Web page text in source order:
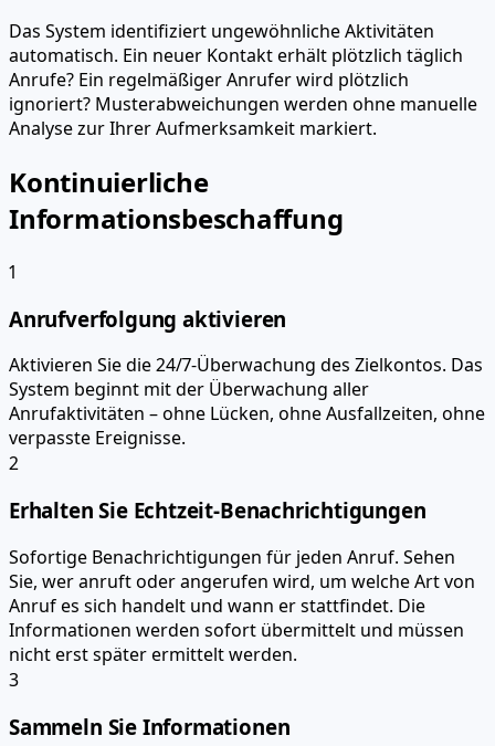
Das System identifiziert ungewöhnliche Aktivitäten
automatisch. Ein neuer Kontakt erhält plötzlich täglich
Anrufe? Ein regelmäßiger Anrufer wird plötzlich
ignoriert? Musterabweichungen werden ohne manuelle
Analyse zur Ihrer Aufmerksamkeit markiert.
Kontinuierliche
Informationsbeschaffung
1
Anrufverfolgung aktivieren
Aktivieren Sie die 24/7-Überwachung des Zielkontos. Das
System beginnt mit der Überwachung aller
Anrufaktivitäten – ohne Lücken, ohne Ausfallzeiten, ohne
verpasste Ereignisse.
2
Erhalten Sie Echtzeit-Benachrichtigungen
Sofortige Benachrichtigungen für jeden Anruf. Sehen
Sie, wer anruft oder angerufen wird, um welche Art von
Anruf es sich handelt und wann er stattfindet. Die
Informationen werden sofort übermittelt und müssen
nicht erst später ermittelt werden.
3
Sammeln Sie Informationen